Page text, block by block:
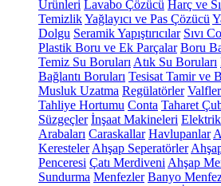
Ürünleri Lavabo Çözücü Harç ve
TemizlikYağlayıcı ve Pas Çözücü
Dolgu Seramik Yapıştırıcılar Sıvı
Plastik Boru ve Ek Parçalar Boru
Temiz Su Boruları Atık Su Boruları
Bağlantı Boruları Tesisat Tamir ve
Musluk Uzatma Regülatörler
Tahliye Hortumu Conta Taharet
Süzgeçler İnşaat Makineleri
Arabaları Caraskallar Havlupanlar
Keresteler Ahşap Seperatörler
Penceresi Çatı Merdiveni Ahşap
Sundurma Menfezler Banyo